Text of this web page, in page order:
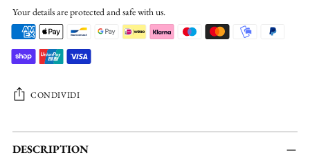
Your details are protected and safe with us.
CONDIVIDI
Aggiungere
un
DESCRIPTION